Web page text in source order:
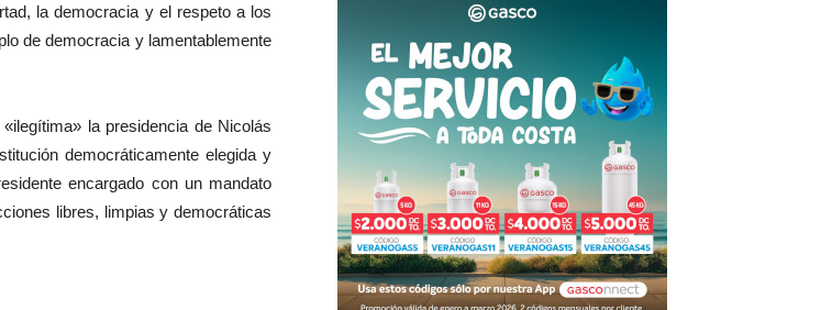
la democracia y el respeto a los
de democracia y lamentablemente
la presidencia de Nicolás
democráticamente elegida y
encargado con un mandato
libres, limpias y democráticas